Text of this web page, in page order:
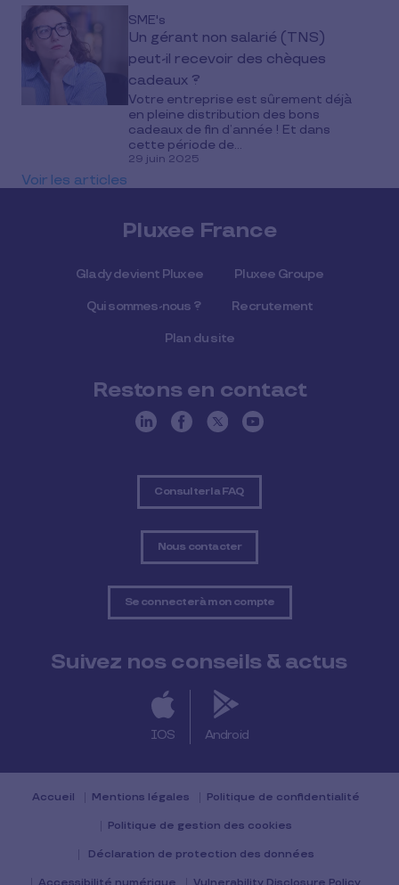
SME's
Un gérant non salarié (TNS)
peut-il recevoir des chèques
cadeaux ?
Votre entreprise est sûrement déjà
en pleine distribution des bons
cadeaux de fin d’année ! Et dans
cette période de...
29 juin 2025
Voir les articles
Pluxee France
Glady devient Pluxee Pluxee Groupe
Qui sommes-nous ? Recrutement
Plan du site
Restons en contact
Consulter la FAQ
Nous contacter
Se connecter à mon compte
Suivez nos conseils & actus
IOS Android
Accueil Mentions légales Politique de confidentialité
Politique de gestion des cookies
Déclaration de protection des données